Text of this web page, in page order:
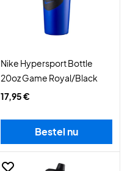
Nike Hypersport Bottle
20oz Game Royal/Black
17,95 €
Bestel nu